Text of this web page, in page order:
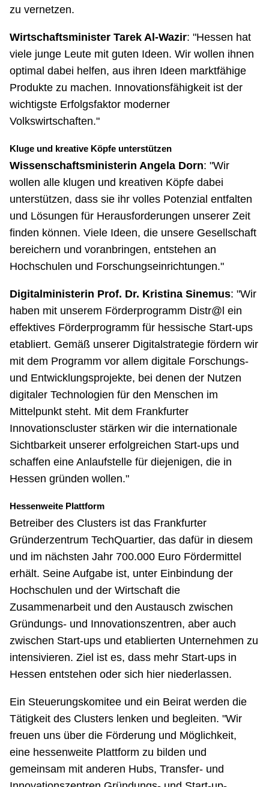
zu vernetzen.
Wirtschaftsminister Tarek Al-Wazir: "Hessen hat
viele junge Leute mit guten Ideen. Wir wollen ihnen
optimal dabei helfen, aus ihren Ideen marktfähige
Produkte zu machen. Innovationsfähigkeit ist der
wichtigste Erfolgsfaktor moderner
Volkswirtschaften."
Kluge und kreative Köpfe unterstützen
Wissenschaftsministerin Angela Dorn: "Wir
wollen alle klugen und kreativen Köpfe dabei
unterstützen, dass sie ihr volles Potenzial entfalten
und Lösungen für Herausforderungen unserer Zeit
finden können. Viele Ideen, die unsere Gesellschaft
bereichern und voranbringen, entstehen an
Hochschulen und Forschungseinrichtungen."
Digitalministerin Prof. Dr. Kristina Sinemus: "Wir
haben mit unserem Förderprogramm Distr@l ein
effektives Förderprogramm für hessische Start-ups
etabliert. Gemäß unserer Digitalstrategie fördern wir
mit dem Programm vor allem digitale Forschungs-
und Entwicklungsprojekte, bei denen der Nutzen
digitaler Technologien für den Menschen im
Mittelpunkt steht. Mit dem Frankfurter
Innovationscluster stärken wir die internationale
Sichtbarkeit unserer erfolgreichen Start-ups und
schaffen eine Anlaufstelle für diejenigen, die in
Hessen gründen wollen."
Hessenweite Plattform
Betreiber des Clusters ist das Frankfurter
Gründerzentrum TechQuartier, das dafür in diesem
und im nächsten Jahr 700.000 Euro Fördermittel
erhält. Seine Aufgabe ist, unter Einbindung der
Hochschulen und der Wirtschaft die
Zusammenarbeit und den Austausch zwischen
Gründungs- und Innovationszentren, aber auch
zwischen Start-ups und etablierten Unternehmen zu
intensivieren. Ziel ist es, dass mehr Start-ups in
Hessen entstehen oder sich hier niederlassen.
Ein Steuerungskomitee und ein Beirat werden die
Tätigkeit des Clusters lenken und begleiten. "Wir
freuen uns über die Förderung und Möglichkeit,
eine hessenweite Plattform zu bilden und
gemeinsam mit anderen Hubs, Transfer- und